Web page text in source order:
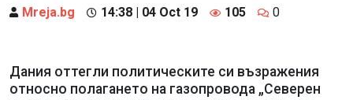
Mreja.bg 14:38 | 04 Oct 19 105 0
Дания оттегли политическите си възражения
относно полагането на газопровода „Северен